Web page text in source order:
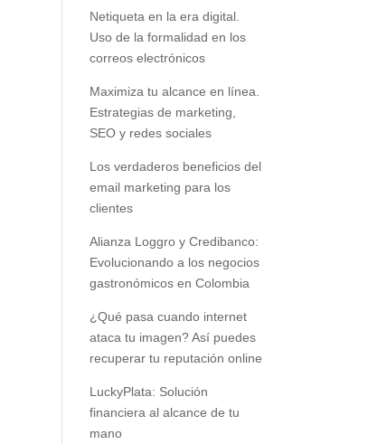
Netiqueta en la era digital.
Uso de la formalidad en los
correos electrónicos
Maximiza tu alcance en línea.
Estrategias de marketing,
SEO y redes sociales
Los verdaderos beneficios del
email marketing para los
clientes
Alianza Loggro y Credibanco:
Evolucionando a los negocios
gastronómicos en Colombia
¿Qué pasa cuando internet
ataca tu imagen? Así puedes
recuperar tu reputación online
LuckyPlata: Solución
financiera al alcance de tu
mano